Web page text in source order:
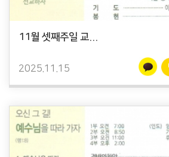
11월 셋째주일 교...
2025.11.15